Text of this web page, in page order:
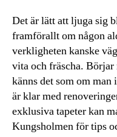
Det är lätt att ljuga sig
framförallt om någon
verkligheten kanske
vita och fräscha. Börjar
känns det som om
är klar med
exklusiva tapeter kan
Kungsholmen för tips